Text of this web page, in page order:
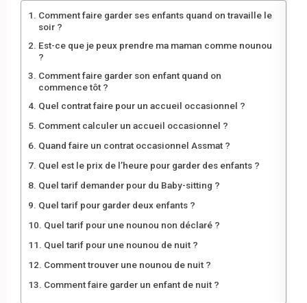
Comment faire garder ses enfants quand on travaille le
soir ?
Est-ce que je peux prendre ma maman comme nounou
?
Comment faire garder son enfant quand on
commence tôt ?
Quel contrat faire pour un accueil occasionnel ?
Comment calculer un accueil occasionnel ?
Quand faire un contrat occasionnel Assmat ?
Quel est le prix de l’heure pour garder des enfants ?
Quel tarif demander pour du Baby-sitting ?
Quel tarif pour garder deux enfants ?
Quel tarif pour une nounou non déclaré ?
Quel tarif pour une nounou de nuit ?
Comment trouver une nounou de nuit ?
Comment faire garder un enfant de nuit ?